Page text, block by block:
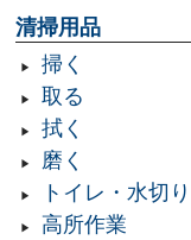
清掃用品
掃く
取る
拭く
磨く
トイレ・水切り
高所作業